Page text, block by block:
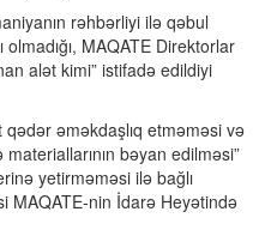
rəhbərliyi ilə qəbul
MAQATE Direktorlar
alət kimi” istifadə edildiyi
qədər əməkdaşlıq etməməsi və
bəyan edilməsi”
yetirməməsi ilə bağlı
MAQATE-nin İdarə Heyətində